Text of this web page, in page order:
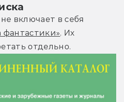
включает в себя
. Их
отдельно.